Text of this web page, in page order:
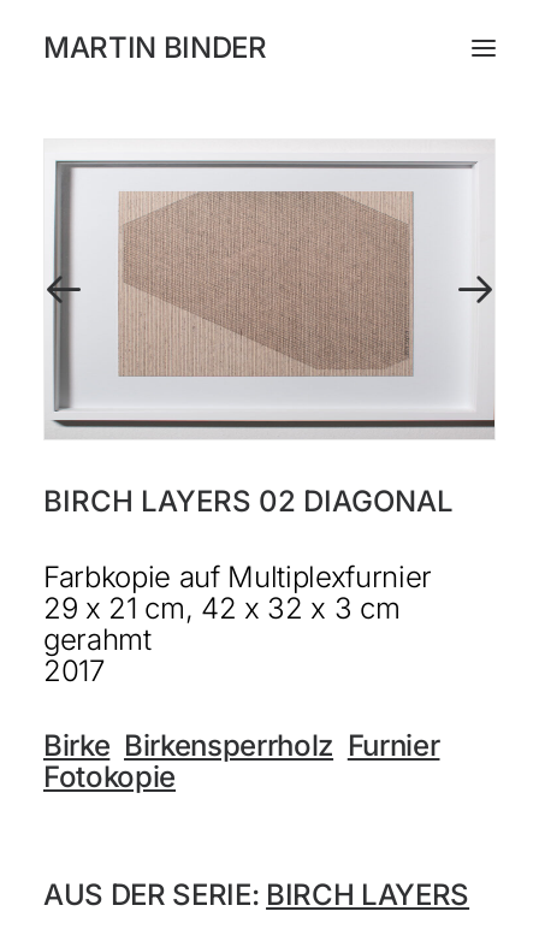
MARTIN BINDER
WORKS
KATALOG
AUSSTELLUNGEN
PRESSE
ÜBER
KONTAKT
ENGLISH
BIRCH LAYERS 02 DIAGONAL
Farbkopie auf Multiplexfurnier
29 x 21 cm, 42 x 32 x 3 cm
gerahmt
2017
Birke Birkensperrholz Furnier
Fotokopie
AUS DER SERIE: BIRCH LAYERS